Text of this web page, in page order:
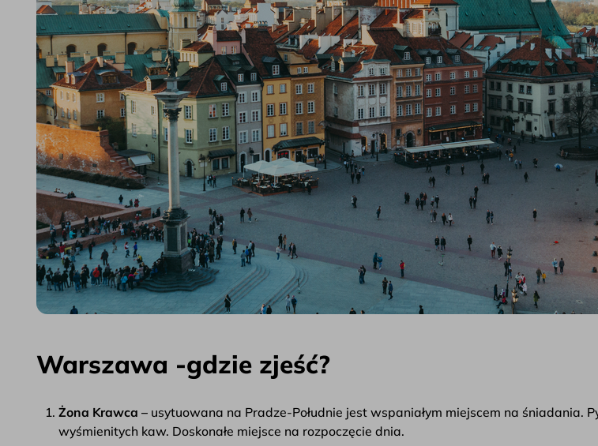
Warszawa -gdzie zjeść?
Żona Krawca – usytuowana na Pradze-Południe jest wspaniałym miejscem na śniadania.
wyśmienitych kaw. Doskonałe miejsce na rozpoczęcie dnia.